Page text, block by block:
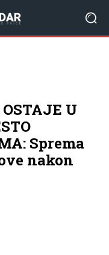
U
Sprema
nakon